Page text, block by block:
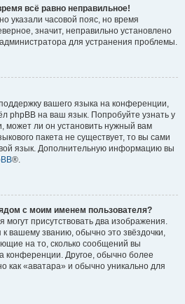
всё равно неправильное!
указали часовой пояс, но время
значит, неправильно установлено
для устранения проблемы.
вашего языка на конференции,
phpBB на ваш язык. Попробуйте узнать у
может ли он установить нужный вам
пакета не существует, то вы сами
язык. Дополнительную информацию вы
®.
с моим именем пользователя?
могут присутствовать два изображения.
вашему званию, обычно это звёздочки,
на то, сколько сообщений вы
конференции. Другое, обычно более
как «аватара» и обычно уникально для